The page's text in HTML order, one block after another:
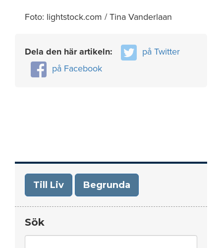
Foto: lightstock.com / Tina Vanderlaan
Dela den här artikeln:
på Twitter
på Facebook
Till Liv Begrunda
Sök